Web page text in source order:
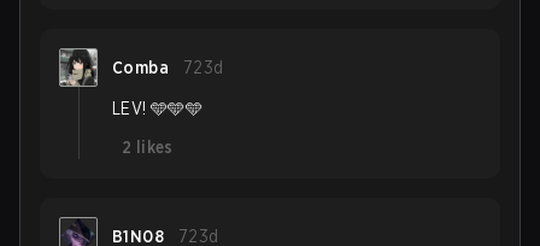
Comba 723d
LEV! 🩵🩵🩵
2
likes
B1N08 723d